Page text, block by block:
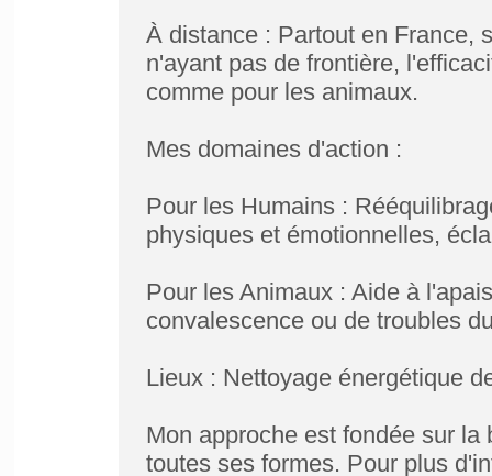
À distance : Partout en France,
n'ayant pas de frontière,
comme pour les animaux.
Mes domaines d'action :
Pour les Humains :
physiques et émotionnelles,
Pour les Animaux : Aide à
convalescence ou de troubles
Lieux : Nettoyage énergétique
Mon approche est fondée sur
toutes ses formes. Pour plus